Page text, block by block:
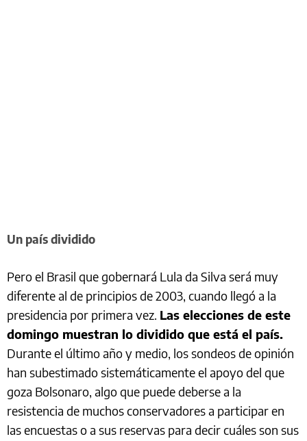
Un país dividido
Pero el Brasil que gobernará Lula da Silva será muy
diferente al de principios de 2003, cuando llegó a la
presidencia por primera vez. Las elecciones de este
domingo muestran lo dividido que está el país.
Durante el último año y medio, los sondeos de opinión
han subestimado sistemáticamente el apoyo del que
goza Bolsonaro, algo que puede deberse a la
resistencia de muchos conservadores a participar en
las encuestas o a sus reservas para decir cuáles son sus